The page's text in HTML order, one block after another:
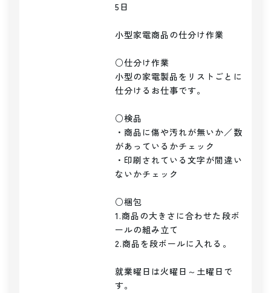
5日
小型家電商品の仕分け作業
○仕分け作業
小型の家電製品をリストごとに
仕分けるお仕事です。
○検品
・商品に傷や汚れが無いか／数
があっているかチェック
・印刷されている文字が間違い
ないかチェック
○梱包
1.商品の大きさに合わせた段ボ
ールの組み立て
2.商品を段ボールに入れる。
就業曜日は火曜日～土曜日で
す。